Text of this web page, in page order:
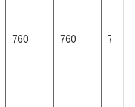
760 760 760